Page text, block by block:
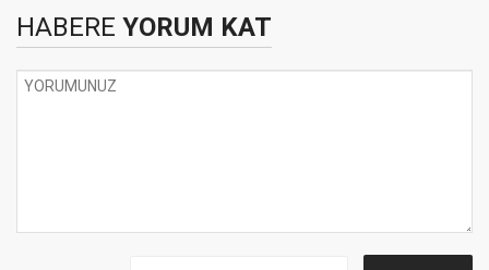
HABERE YORUM KAT